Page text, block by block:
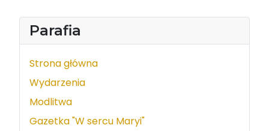
Parafia
Strona główna
Wydarzenia
Modlitwa
Gazetka "W sercu Maryi"